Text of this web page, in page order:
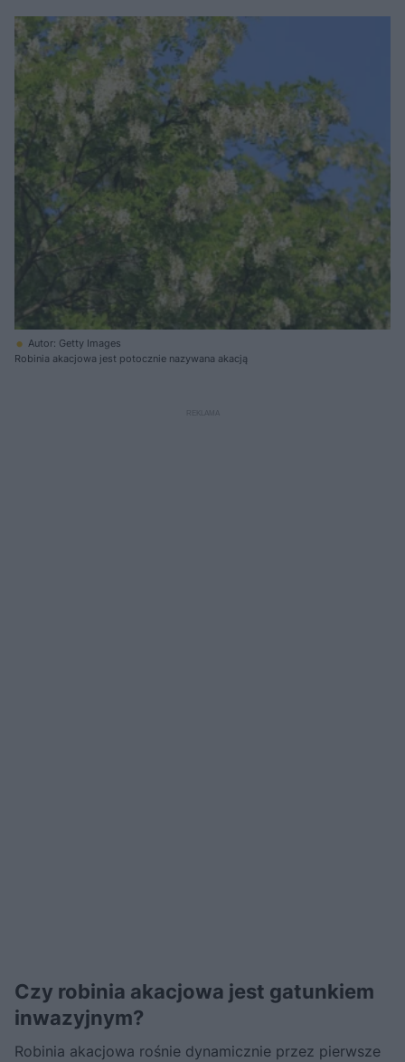
Autor: Getty Images
Robinia akacjowa jest potocznie nazywana akacją
Czy robinia akacjowa jest gatunkiem
inwazyjnym?
Robinia akacjowa rośnie dynamicznie przez pierwsze